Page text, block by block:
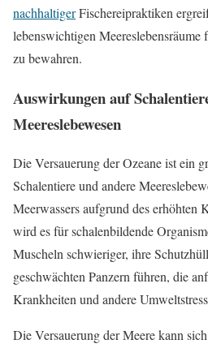
nachhaltigerFischereipraktiken
lebenswichtigen Meereslebensräume
zu bewahren.
Auswirkungen auf
Meereslebewesen
Die Versauerung der Ozeane ist ein
Schalentiere und andere
Meerwassers aufgrund des erhöhten
wird es für schalenbildende
Muscheln schwieriger, ihre
geschwächten Panzern führen, die
Krankheiten und andere
Die Versauerung der Meere kann